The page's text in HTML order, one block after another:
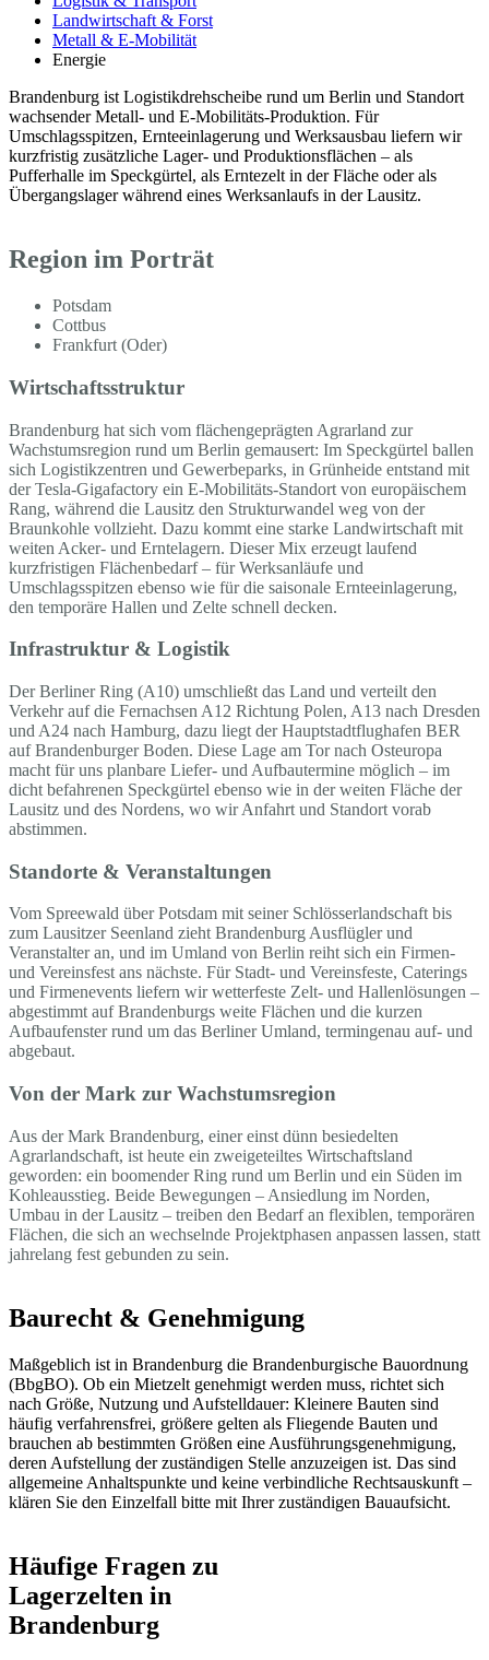
Landwirtschaft & Forst
Metall & E-Mobilität
Energie
Brandenburg ist Logistikdrehscheibe rund um Berlin und Standort
wachsender Metall- und E-Mobilitäts-Produktion. Für
Umschlagsspitzen, Ernteeinlagerung und Werksausbau liefern wir
kurzfristig zusätzliche Lager- und Produktionsflächen – als
Pufferhalle im Speckgürtel, als Erntezelt in der Fläche oder als
Übergangslager während eines Werksanlaufs in der Lausitz.
Region im Porträt
Potsdam
Cottbus
Frankfurt (Oder)
Wirtschaftsstruktur
Brandenburg hat sich vom flächengeprägten Agrarland zur
Wachstumsregion rund um Berlin gemausert: Im Speckgürtel ballen
sich Logistikzentren und Gewerbeparks, in Grünheide entstand mit
der Tesla-Gigafactory ein E-Mobilitäts-Standort von europäischem
Rang, während die Lausitz den Strukturwandel weg von der
Braunkohle vollzieht. Dazu kommt eine starke Landwirtschaft mit
weiten Acker- und Erntelagern. Dieser Mix erzeugt laufend
kurzfristigen Flächenbedarf – für Werksanläufe und
Umschlagsspitzen ebenso wie für die saisonale Ernteeinlagerung,
den temporäre Hallen und Zelte schnell decken.
Infrastruktur & Logistik
Der Berliner Ring (A10) umschließt das Land und verteilt den
Verkehr auf die Fernachsen A12 Richtung Polen, A13 nach Dresden
und A24 nach Hamburg, dazu liegt der Hauptstadtflughafen BER
auf Brandenburger Boden. Diese Lage am Tor nach Osteuropa
macht für uns planbare Liefer- und Aufbautermine möglich – im
dicht befahrenen Speckgürtel ebenso wie in der weiten Fläche der
Lausitz und des Nordens, wo wir Anfahrt und Standort vorab
abstimmen.
Standorte & Veranstaltungen
Vom Spreewald über Potsdam mit seiner Schlösserlandschaft bis
zum Lausitzer Seenland zieht Brandenburg Ausflügler und
Veranstalter an, und im Umland von Berlin reiht sich ein Firmen-
und Vereinsfest ans nächste. Für Stadt- und Vereinsfeste, Caterings
und Firmenevents liefern wir wetterfeste Zelt- und Hallenlösungen –
abgestimmt auf Brandenburgs weite Flächen und die kurzen
Aufbaufenster rund um das Berliner Umland, termingenau auf- und
abgebaut.
Von der Mark zur Wachstumsregion
Aus der Mark Brandenburg, einer einst dünn besiedelten
Agrarlandschaft, ist heute ein zweigeteiltes Wirtschaftsland
geworden: ein boomender Ring rund um Berlin und ein Süden im
Kohleausstieg. Beide Bewegungen – Ansiedlung im Norden,
Umbau in der Lausitz – treiben den Bedarf an flexiblen, temporären
Flächen, die sich an wechselnde Projektphasen anpassen lassen, statt
jahrelang fest gebunden zu sein.
Baurecht & Genehmigung
Maßgeblich ist in Brandenburg die Brandenburgische Bauordnung
(BbgBO). Ob ein Mietzelt genehmigt werden muss, richtet sich
nach Größe, Nutzung und Aufstelldauer: Kleinere Bauten sind
häufig verfahrensfrei, größere gelten als Fliegende Bauten und
brauchen ab bestimmten Größen eine Ausführungsgenehmigung,
deren Aufstellung der zuständigen Stelle anzuzeigen ist. Das sind
allgemeine Anhaltspunkte und keine verbindliche Rechtsauskunft –
klären Sie den Einzelfall bitte mit Ihrer zuständigen Bauaufsicht.
Häufige Fragen zu
Lagerzelten in
Brandenburg